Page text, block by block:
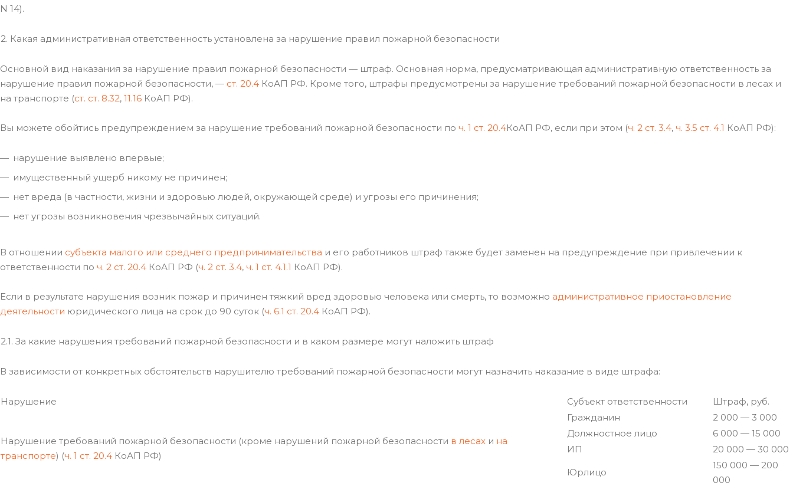
N 14).
2. Какая административная ответственность установлена за нарушение правил пожарной безопасности
Основной вид наказания за нарушение правил пожарной безопасности — штраф. Основная норма, предусматривающая административную ответственность за
нарушение правил пожарной безопасности, — ст. 20.4 КоАП РФ. Кроме того, штрафы предусмотрены за нарушение требований пожарной безопасности в лесах и
на транспорте (ст. ст. 8.32, 11.16 КоАП РФ).
Вы можете обойтись предупреждением за нарушение требований пожарной безопасности по ч. 1 ст. 20.4КоАП РФ, если при этом (ч. 2 ст. 3.4, ч. 3.5 ст. 4.1 КоАП РФ):
нарушение выявлено впервые;
имущественный ущерб никому не причинен;
нет вреда (в частности, жизни и здоровью людей, окружающей среде) и угрозы его причинения;
нет угрозы возникновения чрезвычайных ситуаций.
В отношении субъекта малого или среднего предпринимательства и его работников штраф также будет заменен на предупреждение при привлечении к
ответственности по ч. 2 ст. 20.4 КоАП РФ (ч. 2 ст. 3.4, ч. 1 ст. 4.1.1 КоАП РФ).
Если в результате нарушения возник пожар и причинен тяжкий вред здоровью человека или смерть, то возможно административное приостановление
деятельности юридического лица на срок до 90 суток (ч. 6.1 ст. 20.4 КоАП РФ).
2.1. За какие нарушения требований пожарной безопасности и в каком размере могут наложить штраф
В зависимости от конкретных обстоятельств нарушителю требований пожарной безопасности могут назначить наказание в виде штрафа:
Нарушение Субъект ответственности Штраф, руб.
Нарушение требований пожарной безопасности (кроме нарушений пожарной безопасности в лесах и на
транспорте) (ч. 1 ст. 20.4 КоАП РФ)
Гражданин
2 000 — 3 000
Должностное лицо
6 000 — 15 000
ИП
20 000 — 30 000
Юрлицо
150 000 — 200
000